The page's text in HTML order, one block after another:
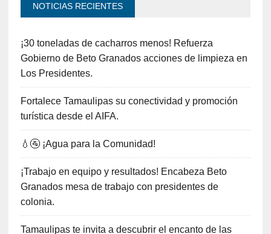
NOTICIAS RECIENTES
¡30 toneladas de cacharros menos! Refuerza
Gobierno de Beto Granados acciones de limpieza en
Los Presidentes.
Fortalece Tamaulipas su conectividad y promoción
turística desde el AIFA.
💧🚰 ¡Agua para la Comunidad!
¡Trabajo en equipo y resultados! Encabeza Beto
Granados mesa de trabajo con presidentes de
colonia.
Tamaulipas te invita a descubrir el encanto de las